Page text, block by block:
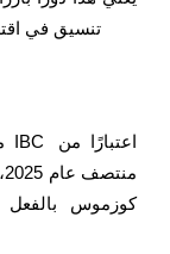
تنسيق في